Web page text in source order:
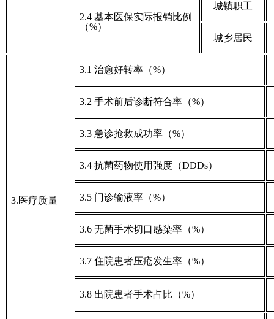
2.4 基本医保实际报销比例
（%）
城镇职工
城乡居民
3.医疗质量
3.1 治愈好转率（%）
3.2 手术前后诊断符合率（%）
3.3 急诊抢救成功率（%）
3.4 抗菌药物使用强度（DDDs）
3.5 门诊输液率（%）
3.6 无菌手术切口感染率（%）
3.7 住院患者压疮发生率（%）
3.8 出院患者手术占比（%）